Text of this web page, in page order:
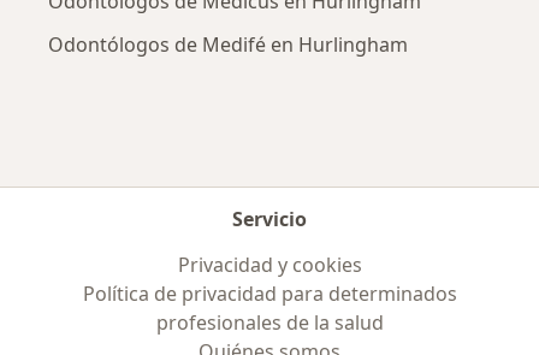
Odontólogos de Medifé en Hurlingham
Servicio
Privacidad y cookies
Política de privacidad para determinados
profesionales de la salud